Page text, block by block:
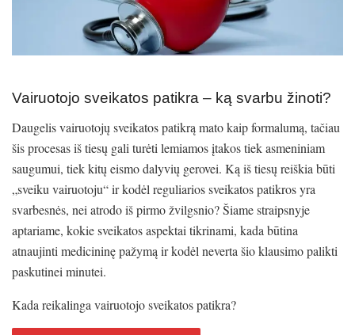
Vairuotojo sveikatos patikra – ką svarbu žinoti?
Daugelis vairuotojų sveikatos patikrą mato kaip formalumą, tačiau
šis procesas iš tiesų gali turėti lemiamos įtakos tiek asmeniniam
saugumui, tiek kitų eismo dalyvių gerovei. Ką iš tiesų reiškia būti
„sveiku vairuotoju“ ir kodėl reguliarios sveikatos patikros yra
svarbesnės, nei atrodo iš pirmo žvilgsnio? Šiame straipsnyje
aptariame, kokie sveikatos aspektai tikrinami, kada būtina
atnaujinti medicininę pažymą ir kodėl neverta šio klausimo palikti
paskutinei minutei.
Kada reikalinga vairuotojo sveikatos patikra?